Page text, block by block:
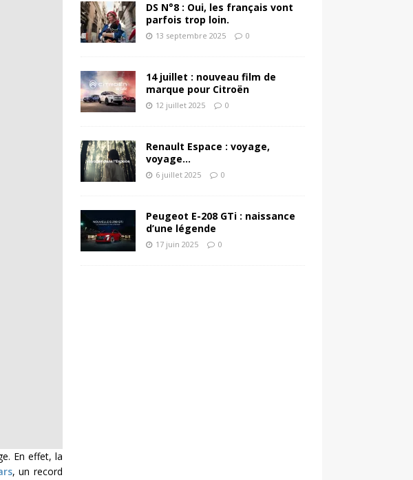
En effet, la
, un record
DS N°8 : Oui, les français vont
parfois trop loin.
13 septembre 2025 0
14 juillet : nouveau film de
marque pour Citroën
12 juillet 2025 0
Renault Espace : voyage,
voyage…
6 juillet 2025 0
Peugeot E-208 GTi : naissance
d’une légende
17 juin 2025 0